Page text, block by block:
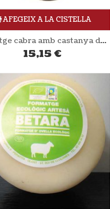
AFEGEIX A LA CISTELLA
Formatge cabra amb castanya de Viladrau 410 gr aprox BETARA
15,15 €